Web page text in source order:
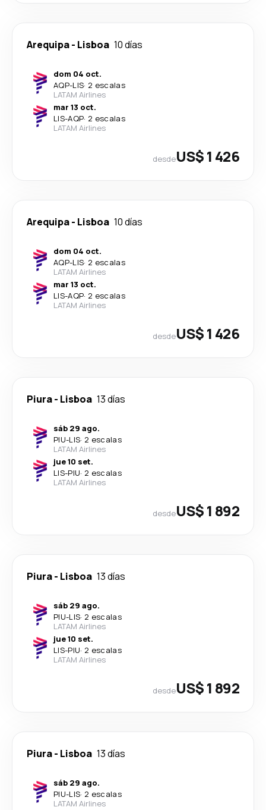
Arequipa- Lisboa 10 días
dom 04 oct.
AQP-LIS· 2 escalas
LATAM Airlines
mar 13 oct.
LIS-AQP· 2 escalas
LATAM Airlines
desdeUS$ 1 426
Arequipa- Lisboa 10 días
dom 04 oct.
AQP-LIS· 2 escalas
LATAM Airlines
mar 13 oct.
LIS-AQP· 2 escalas
LATAM Airlines
desdeUS$ 1 426
Piura- Lisboa 13 días
sáb 29 ago.
PIU-LIS· 2 escalas
LATAM Airlines
jue 10 set.
LIS-PIU· 2 escalas
LATAM Airlines
desdeUS$ 1 892
Piura- Lisboa 13 días
sáb 29 ago.
PIU-LIS· 2 escalas
LATAM Airlines
jue 10 set.
LIS-PIU· 2 escalas
LATAM Airlines
desdeUS$ 1 892
Piura- Lisboa 13 días
sáb 29 ago.
PIU-LIS· 2 escalas
LATAM Airlines